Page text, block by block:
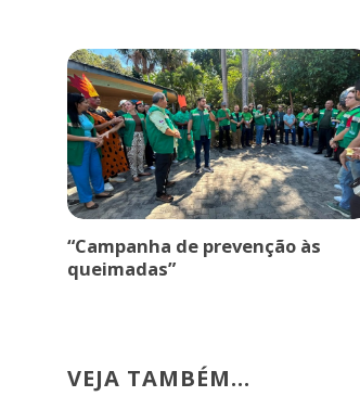
“Campanha de prevenção às
queimadas”
VEJA TAMBÉM...